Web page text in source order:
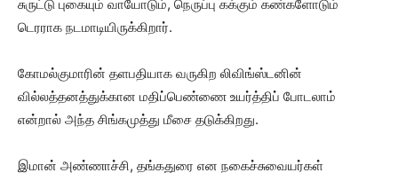
சுருட்டு புகையும் வாயோடும், நெருப்பு கக்கும் கண்களோடும்
டெரராக நடமாடியிருக்கிறார்.
கோமல்குமாரின் தளபதியாக வருகிற லிவிங்ஸ்டனின்
வில்லத்தனத்துக்கான மதிப்பெண்ணை உயர்த்திப் போடலாம்
என்றால் அந்த சிங்கமுத்து மீசை தடுக்கிறது.
இமான் அண்ணாச்சி, தங்கதுரை என நகைச்சுவையர்கள்